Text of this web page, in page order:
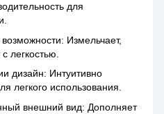
для
Измельчает,
легкостью.
дизайн: Интуитивно
легкого использования.
внешний вид: Дополняет